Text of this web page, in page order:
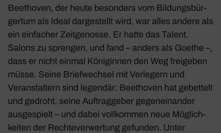
Beet­hoven, der heute beson­ders vom Bildungs­bür­
gertum als Ideal darge­stellt wird, war alles andere als
ein einfa­cher Zeit­ge­nosse. Er hatte das Talent,
Salons zu sprengen, und fand – anders als Goethe –,
dass er nicht einmal Köni­ginnen den Weg frei­geben
müsse. Seine Brief­wechsel mit Verle­gern und
Veran­stal­tern sind legendär: Beet­hoven hat gebet­telt
und gedroht, seine Auftrag­geber gegen­ein­ander
ausge­spielt – und dabei voll­kommen neue Möglich­
keiten der Rech­te­ver­wer­tung gefunden. Unter